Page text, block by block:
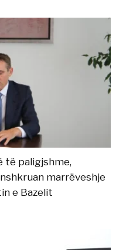
të paligjshme,
marrëveshje
e Bazelit